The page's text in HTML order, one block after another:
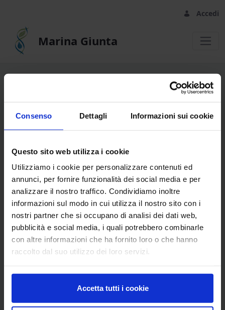
Consenso Dettagli Informazioni sui cookie
Questo sito web utilizza i cookie
Utilizziamo i cookie per personalizzare contenuti ed
annunci, per fornire funzionalità dei social media e per
analizzare il nostro traffico. Condividiamo inoltre
informazioni sul modo in cui utilizza il nostro sito con i
nostri partner che si occupano di analisi dei dati web,
pubblicità e social media, i quali potrebbero combinarle
con altre informazioni che ha fornito loro o che hanno
raccolto dal suo utilizzo dei loro servizi.
Accetta tutti i cookie
Accedi
Marina Giunta
Welcome - Marina Giunta
Indirizzo Email
Password
Ricordami
Accedi
Password Dimenticata